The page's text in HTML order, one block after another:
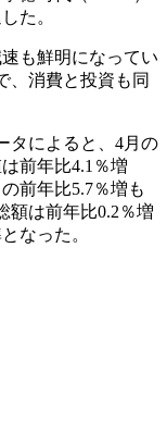
た。
も鮮明になってい
、消費と投資も同
タによると、4月の
前年比4.1％増
前年比5.7％増も
額は前年比0.2％増
なった。